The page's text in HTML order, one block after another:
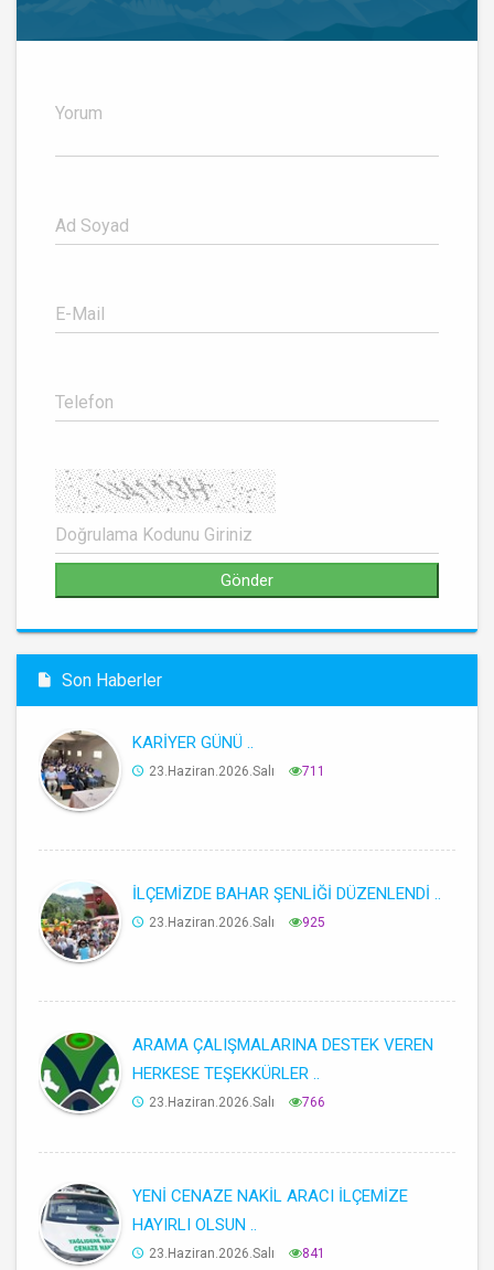
Son Haberler
KARİYER GÜNÜ ..
23.Haziran.2026.Salı 711
İLÇEMİZDE BAHAR ŞENLİĞİ DÜZENLENDİ ..
23.Haziran.2026.Salı 925
ARAMA ÇALIŞMALARINA DESTEK VEREN
HERKESE TEŞEKKÜRLER ..
23.Haziran.2026.Salı 766
YENİ CENAZE NAKİL ARACI İLÇEMİZE
HAYIRLI OLSUN ..
23.Haziran.2026.Salı 841